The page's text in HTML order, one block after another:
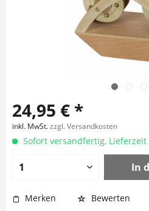
24,95 € *
inkl. MwSt.zzgl. Versandkosten
Sofort versandfertig, Lieferzeit
In
Merken Bewerten